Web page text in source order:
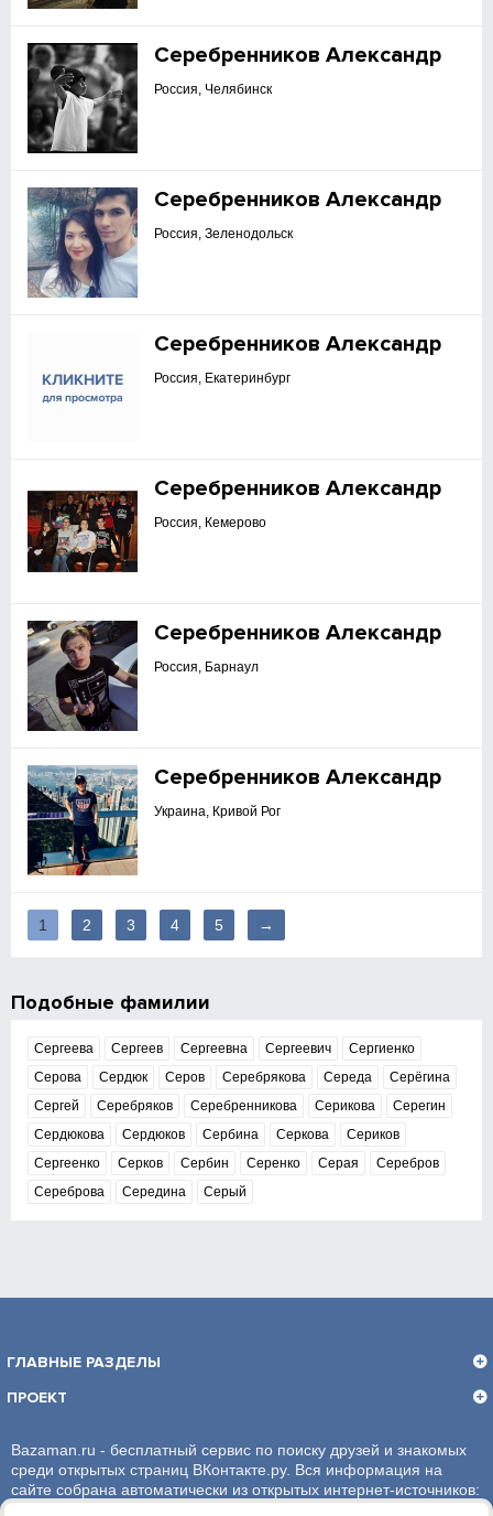
Серебренников Александр
Россия, Челябинск
Серебренников Александр
Россия, Зеленодольск
Серебренников Александр
Россия, Екатеринбург
Серебренников Александр
Россия, Кемерово
Серебренников Александр
Россия, Барнаул
Серебренников Александр
Украина, Кривой Рог
1 2 3 4 5 →
Подобные фамилии
Сергеева Сергеев Сергеевна Сергеевич
Сергиенко
Серова
Сердюк Серов Серебрякова Середа
Серёгина
Сергей
Серебряков Серебренникова Серикова
Серегин
Сердюкова
Сердюков Сербина Серкова
Сериков
Сергеенко
Серков Сербин Серенко Серая
Серебров
Сереброва
Середина Серый
ГЛАВНЫЕ РАЗДЕЛЫ
ПРОЕКТ
Bazaman.ru - бесплатный сервис по поиску друзей и знакомых
среди открытых страниц ВКонтакте.ру. Вся информация на
сайте собрана автоматически из открытых интернет-источников: